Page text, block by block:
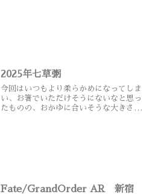
2025年七草粥
今回はいつもより柔らかめになってしま
い、お箸でいただけそうにないなと思っ
たものの、おかゆに合いそうな大きさの
Fate/GrandOrder AR 新宿